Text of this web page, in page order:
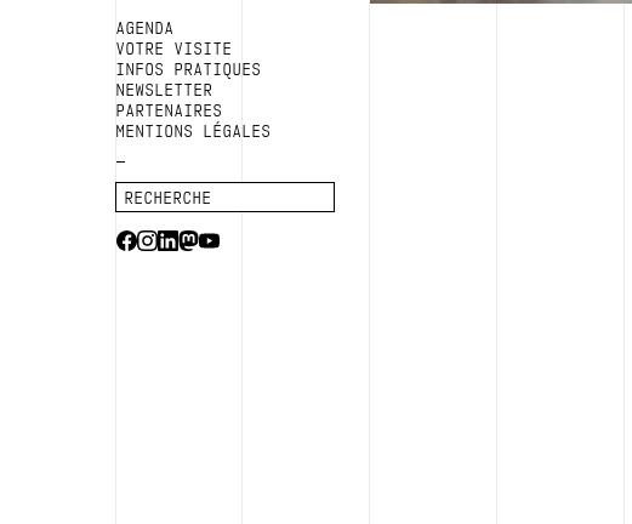
AGENDA
VOTRE VISITE
INFOS PRATIQUES
NEWSLETTER
PARTENAIRES
MENTIONS LÉGALES